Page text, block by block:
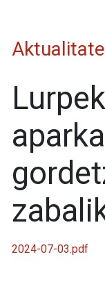
2024-07-03.pdf